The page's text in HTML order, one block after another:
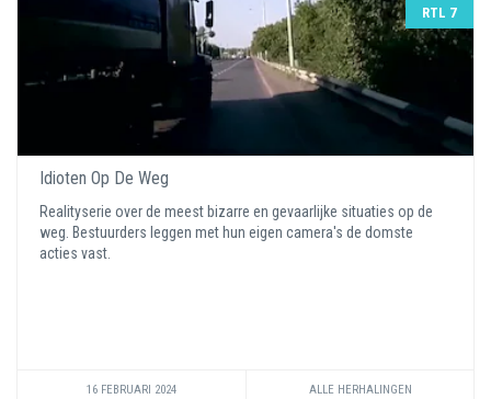
RTL 7
Idioten Op De Weg
Realityserie over de meest bizarre en gevaarlijke situaties op de
weg. Bestuurders leggen met hun eigen camera's de domste
acties vast.
16 FEBRUARI 2024 ALLE HERHALINGEN